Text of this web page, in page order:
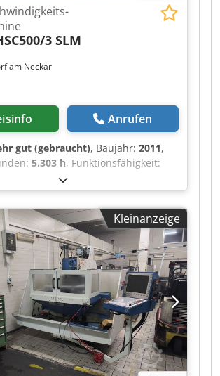
am Neckar
3 SLM
Anrufen
gut (gebraucht), Baujahr: 2011,
5.303 h, Funktionsfähigkeit:
Fahrzeugnummer:5847, Verfahrweg
mm, Verfahrweg Y-Achse:580 mm,
Z-Achse:360 mm,
X-Achse:30 m/min
Y-Achse:30 m/min,
Z-Achse:30 m/min ,
(max.):42.000 U/min,
(min.):5 U/min, Eilgang X-
m/min, Eilgang Y-Achse:30.000
Z-Achse:30.000 m/min,
550 mm, Tischlänge:450 mm, Art
Drehstrom,
350 kg , Gesamtgewicht:5.500
Kleinanzeige